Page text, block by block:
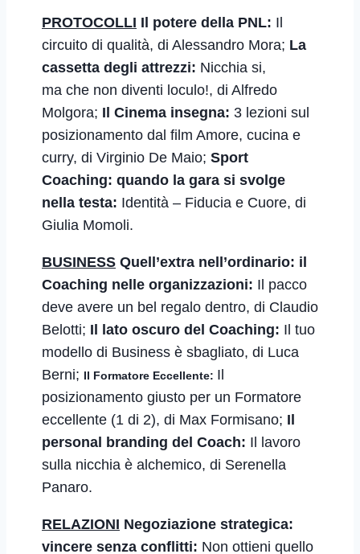
PROTOCOLLI Il potere della PNL: Il
circuito di qualità, di Alessandro Mora; La
cassetta degli attrezzi: Nicchia si,
ma che non diventi loculo!, di Alfredo
Molgora; Il Cinema insegna: 3 lezioni sul
posizionamento dal film Amore, cucina e
curry, di Virginio De Maio; Sport
Coaching: quando la gara si svolge
nella testa: Identità – Fiducia e Cuore, di
Giulia Momoli.
BUSINESS Quell’extra nell’ordinario: il
Coaching nelle organizzazioni: Il pacco
deve avere un bel regalo dentro, di Claudio
Belotti; Il lato oscuro del Coaching: Il tuo
modello di Business è sbagliato, di Luca
Berni; Il Formatore Eccellente: Il
posizionamento giusto per un Formatore
eccellente (1 di 2), di Max Formisano; Il
personal branding del Coach: Il lavoro
sulla nicchia è alchemico, di Serenella
Panaro.
RELAZIONI Negoziazione strategica:
vincere senza conflitti: Non ottieni quello